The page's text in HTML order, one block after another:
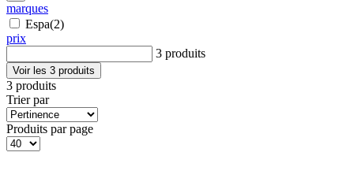
marques
Espa(2)
prix
3 produits
Voir les 3 produits
3 produits
Trier par
Produits par page